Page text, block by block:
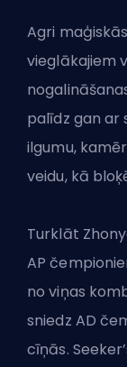
Agri
vieglākajiem
palīdz gan ar
ilgumu,
veidu, kā
Turklāt
AP
no viņas
sniedz AD
cīņās.